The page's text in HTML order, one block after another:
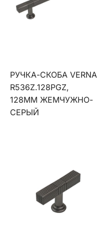
РУЧКА-СКОБА VERNA
R536Z.128PGZ,
128ММ ЖЕМЧУЖНО-
СЕРЫЙ